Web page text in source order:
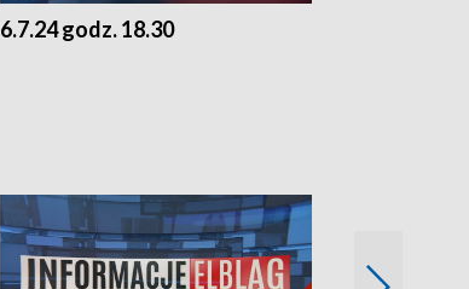
6.7.24 godz. 18.30